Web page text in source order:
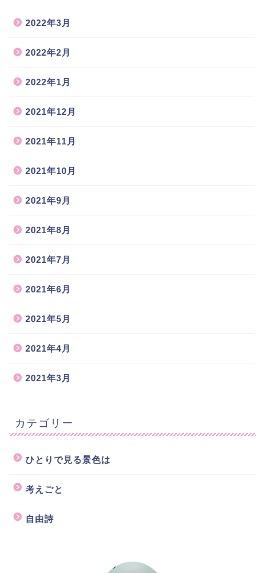
2022年3月
2022年2月
2022年1月
2021年12月
2021年11月
2021年10月
2021年9月
2021年8月
2021年7月
2021年6月
2021年5月
2021年4月
2021年3月
カテゴリー
ひとりで見る景色は
考えごと
自由詩